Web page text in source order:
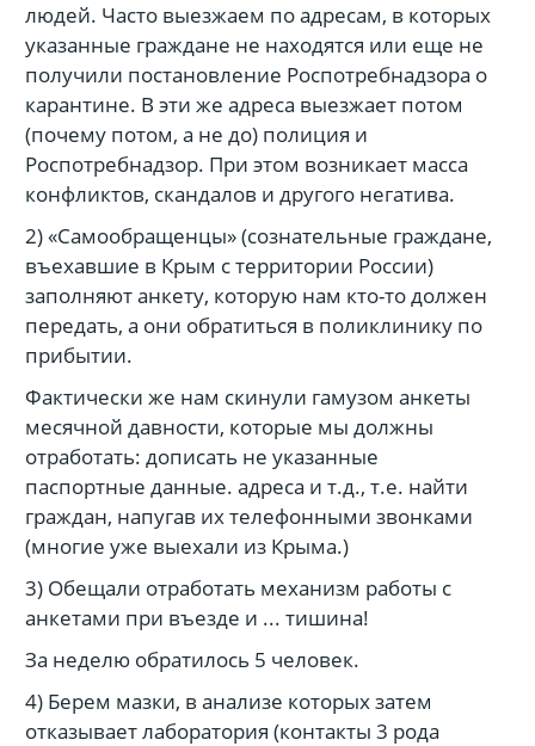
людей. Часто выезжаем по адресам, в которых
указанные граждане не находятся или еще не
получили постановление Роспотребнадзора о
карантине. В эти же адреса выезжает потом
(почему потом, а не до) полиция и
Роспотребнадзор. При этом возникает масса
конфликтов, скандалов и другого негатива.
2) «Самообращенцы» (сознательные граждане,
въехавшие в Крым с территории России)
заполняют анкету, которую нам кто-то должен
передать, а они обратиться в поликлинику по
прибытии.
Фактически же нам скинули гамузом анкеты
месячной давности, которые мы должны
отработать: дописать не указанные
паспортные данные. адреса и т.д., т.е. найти
граждан, напугав их телефонными звонками
(многие уже выехали из Крыма.)
3) Обещали отработать механизм работы с
анкетами при въезде и ... тишина!
За неделю обратилось 5 человек.
4) Берем мазки, в анализе которых затем
отказывает лаборатория (контакты 3 рода